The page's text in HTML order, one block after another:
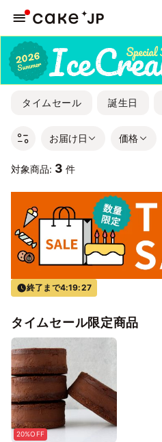
タイムセール 誕生日
お届け日 価格
対象商品: 3 件
終了まで4:19:27
タイムセール限定商品
20%OFF